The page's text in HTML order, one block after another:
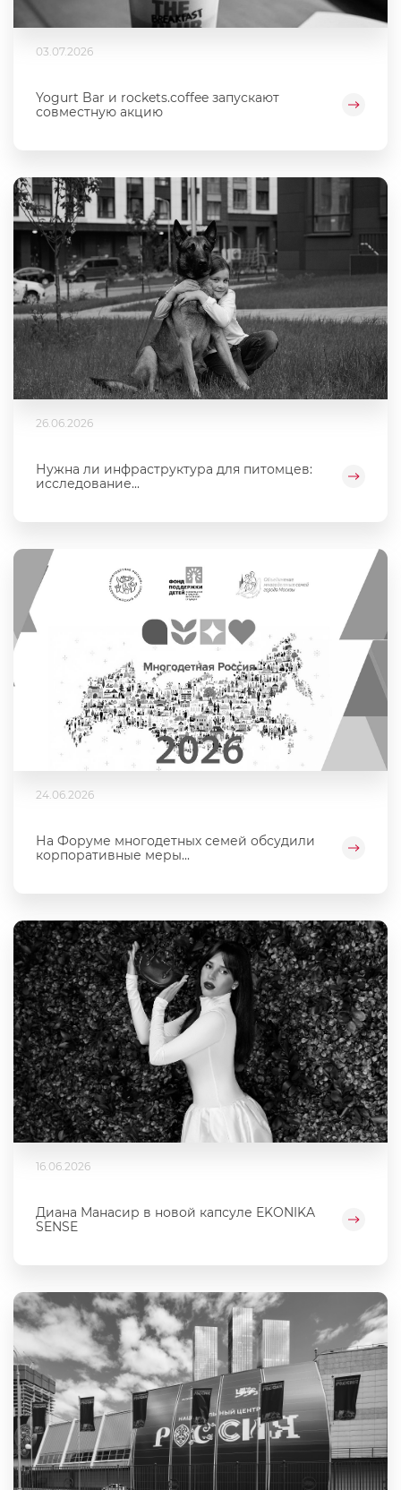
03.07.2026
Yogurt Bar и rockets.coffee запускают
совместную акцию
26.06.2026
Нужна ли инфраструктура для питомцев:
исследование...
24.06.2026
На Форуме многодетных семей обсудили
корпоративные меры...
16.06.2026
Диана Манасир в новой капсуле EKONIKA
SENSE